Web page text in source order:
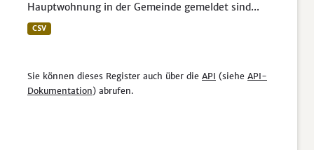
Hauptwohnung in der Gemeinde gemeldet sind...
CSV
Sie können dieses Register auch über die API (siehe API-
Dokumentation) abrufen.